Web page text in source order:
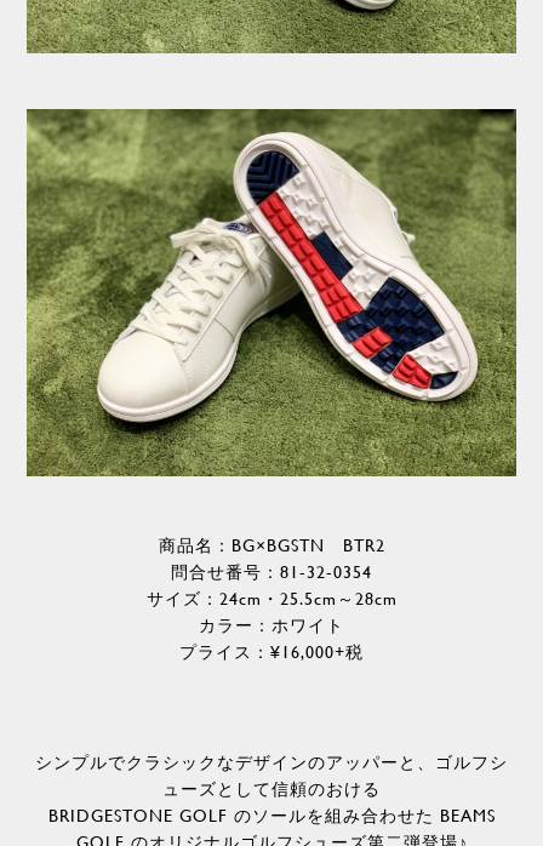
商品名：BG×BGSTN BTR2
問合せ番号：81-32-0354
サイズ：24cm・25.5cm～28cm
カラー：ホワイト
プライス：¥16,000+税
シンプルでクラシックなデザインのアッパーと、ゴルフシ
ューズとして信頼のおける
BRIDGESTONE GOLF のソールを組み合わせた BEAMS